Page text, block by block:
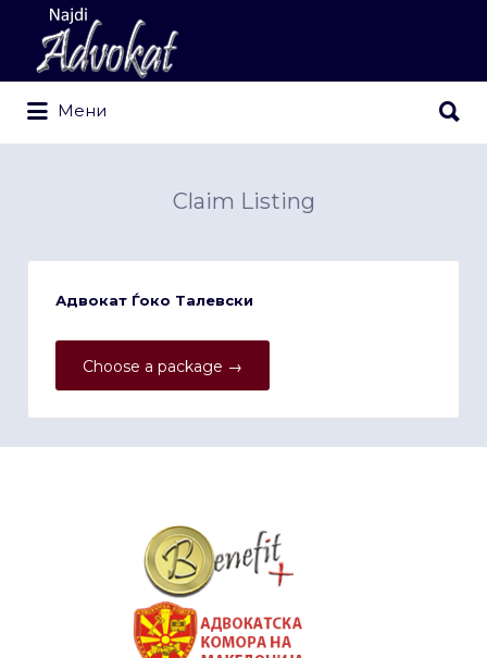
Search
for:
Мени
for:
Claim Listing
Адвокат Ѓоко Талевски